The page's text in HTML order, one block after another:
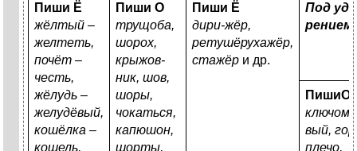
Пиши Ё
жёлтый –
желтеть,
почёт –
честь,
жёлудь –
желудёвый,
кошёлка –
кошель,
Пиши О
трущоба,
шорох,
крыжов-
ник, шов,
шоры,
чокаться,
капюшон,
шорты,
Пиши Ё
дири-жёр,
ретушёрухажёр,
стажёр и др.
Под
рением
ПишиО
вый,
плечо,